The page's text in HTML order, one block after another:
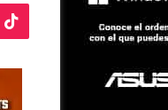
TikTok